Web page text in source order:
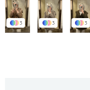
3 3 3